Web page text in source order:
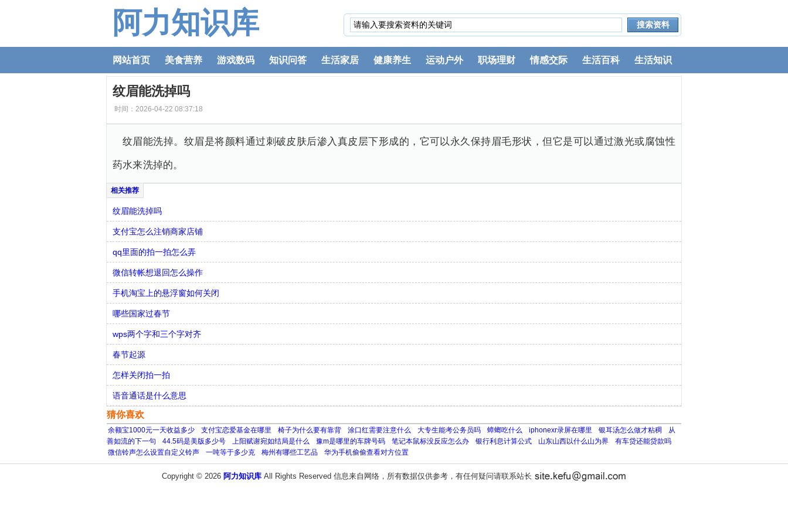
阿力知识库
网站首页 美食营养 游戏数码 知识问答 生活家居 健康养生 运动户外 职场理财 情感交际 生活百科 生活知识
纹眉能洗掉吗
时间：2026-04-22 08:37:18
纹眉能洗掉。纹眉是将颜料通过刺破皮肤后渗入真皮层下形成的，它可以永久保持眉毛形状，但它是可以通过激光或腐蚀性
药水来洗掉的。
纹眉能洗掉吗
支付宝怎么注销商家店铺
qq里面的拍一拍怎么弄
微信转帐想退回怎么操作
手机淘宝上的悬浮窗如何关闭
哪些国家过春节
wps两个字和三个字对齐
春节起源
怎样关闭拍一拍
语音通话是什么意思
猜你喜欢
余额宝1000元一天收益多少 支付宝恋爱基金在哪里 椅子为什么要有靠背 涂口红需要注意什么 大专生能考公务员吗 蟑螂吃什么 iphonexr录屏在哪里 银耳汤怎么做才粘稠
从
善如流的下一句
44.5码是美版多少号 上阳赋谢宛如结局是什么 豫m是哪里的车牌号码 笔记本鼠标没反应怎么办 银行利息计算公式 山东山西以什么山为界
有车贷还能贷款吗
微信铃声怎么设置自定义铃声
一吨等于多少克 梅州有哪些工艺品 华为手机偷偷查看对方位置
Copyright © 2026 阿力知识库All Rights Reserved 信息来自网络，所有数据仅供参考，有任何疑问请联系站长